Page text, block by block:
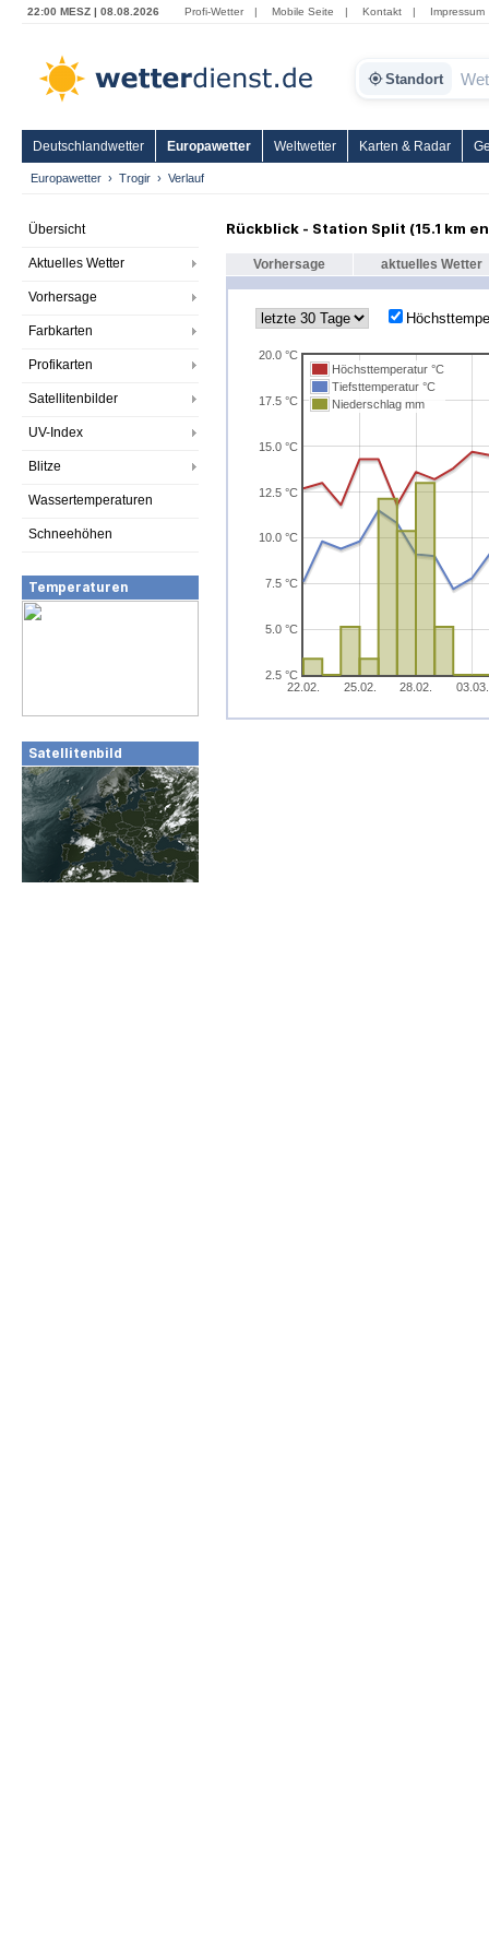
22:00 MESZ | 08.08.2026 Profi-Wetter | Mobile Seite | Kontakt | Impressum
Standort
Deutschlandwetter Europawetter Weltwetter Karten & Radar
Europawetter Trogir Verlauf
Übersicht
Aktuelles Wetter
Vorhersage
Farbkarten
Profikarten
Satellitenbilder
UV-Index
Blitze
Wassertemperaturen
Schneehöhen
Temperaturen
Satellitenbild
Rückblick - Station Split (15.1 km
Vorhersage aktuelles Wetter
22.02. 25.02. 28.02. 03.03.
2.5 °C
5.0 °C
7.5 °C
10.0 °C
12.5 °C
15.0 °C
17.5 °C
20.0 °C
Höchsttemperatur °C
Tiefsttemperatur °C
Niederschlag mm